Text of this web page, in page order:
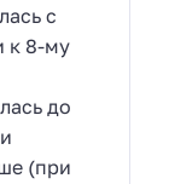
с
к 8-му
до
(при